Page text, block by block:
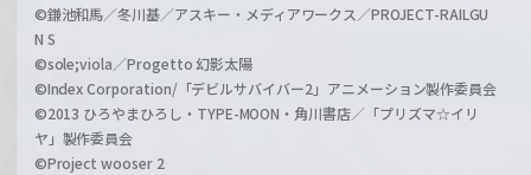
©鎌池和馬／冬川基／アスキー・メディアワークス／PROJECT-RAILGU
N S
©sole;viola／Progetto 幻影太陽
©Index Corporation/「デビルサバイバー2」アニメーション製作委員会
©2013 ひろやまひろし・TYPE-MOON・角川書店／「プリズマ☆イリ
ヤ」製作委員会
©Project wooser 2